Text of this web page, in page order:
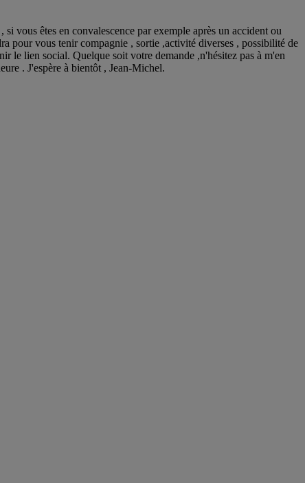
vous êtes en convalescence par exemple après un accident ou
pour vous tenir compagnie , sortie ,activité diverses , possibilité de
le lien social. Quelque soit votre demande ,n'hésitez pas à m'en
. J'espère à bientôt , Jean-Michel.